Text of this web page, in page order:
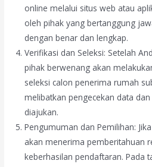
online melalui situs web atau
oleh pihak yang bertanggung
dengan benar dan lengkap.
Verifikasi dan Seleksi: Setelah
pihak berwenang akan
seleksi calon penerima rumah
melibatkan pengecekan data
diajukan.
Pengumuman dan Pemilihan:
akan menerima pemberitahuan
keberhasilan pendaftaran. Pada